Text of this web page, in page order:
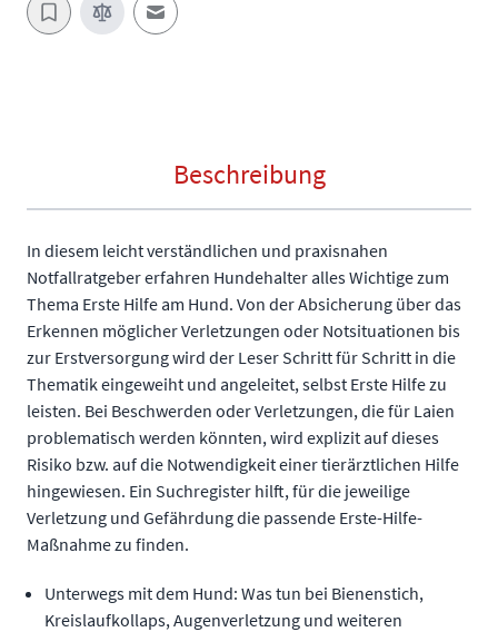
E-Mail an einen Freund
Beschreibung
In diesem leicht verständlichen und praxisnahen
Notfallratgeber erfahren Hundehalter alles Wichtige zum
Thema Erste Hilfe am Hund. Von der Absicherung über das
Erkennen möglicher Verletzungen oder Notsituationen bis
zur Erstversorgung wird der Leser Schritt für Schritt in die
Thematik eingeweiht und angeleitet, selbst Erste Hilfe zu
leisten. Bei Beschwerden oder Verletzungen, die für Laien
problematisch werden könnten, wird explizit auf dieses
Risiko bzw. auf die Notwendigkeit einer tierärztlichen Hilfe
hingewiesen. Ein Suchregister hilft, für die jeweilige
Verletzung und Gefährdung die passende Erste-Hilfe-
Maßnahme zu finden.
Unterwegs mit dem Hund: Was tun bei Bienenstich,
Kreislaufkollaps, Augenverletzung und weiteren